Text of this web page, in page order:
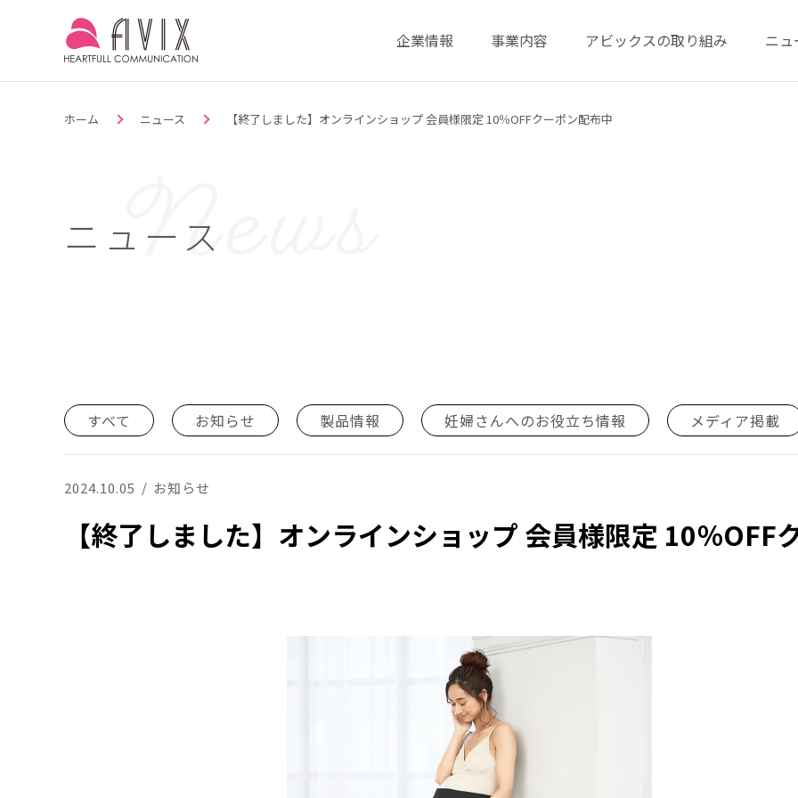
企業情報 事業内容 アビックスの取り組み ニュ
ホーム ニュース 【終了しました】オンラインショップ 会員様限定 10％OFFクーポン配布中
ニュース
すべて お知らせ 製品情報 妊婦さんへのお役立ち情報 メディア掲載
2024.10.05 お知らせ
【終了しました】オンラインショップ 会員様限定 10％OFF